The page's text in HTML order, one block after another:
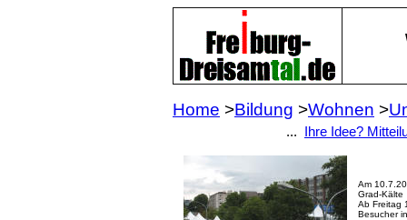
Home >Bildung >Wohnen >
... Ihre Idee?
Am
Grad-Kälte
Ab Freitag
Besucher